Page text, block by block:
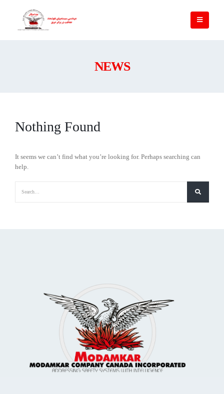
NEWS
Nothing Found
It seems we can’t find what you’re looking for. Perhaps searching can
help.